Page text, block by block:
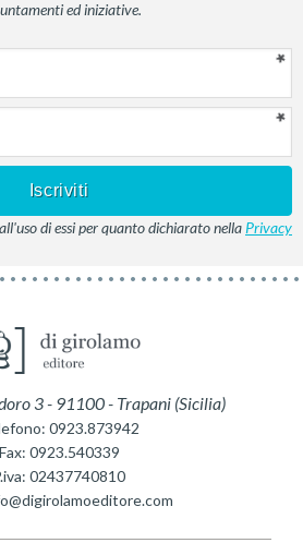
ed iniziative.
di essi per quanto dichiarato nella Privacy
3- 91100- Trapani(Sicilia)
0923.873942
Fax: 0923.540339
02437740810